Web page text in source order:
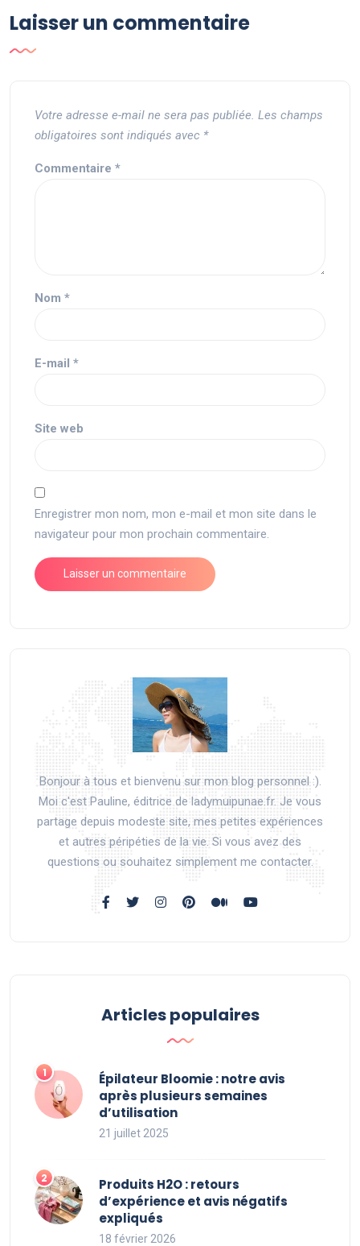
Laisser un commentaire
Votre adresse e-mail ne sera pas publiée. Les champs
obligatoires sont indiqués avec *
Commentaire *
Nom *
E-mail *
Site web
Enregistrer mon nom, mon e-mail et mon site dans le
navigateur pour mon prochain commentaire.
Bonjour à tous et bienvenu sur mon blog personnel :).
Moi c'est Pauline, éditrice de ladymuipunae.fr. Je vous
partage depuis modeste site, mes petites expériences
et autres péripéties de la vie. Si vous avez des
questions ou souhaitez simplement me contacter.
Articles populaires
Épilateur Bloomie : notre avis
après plusieurs semaines
d’utilisation
21 juillet 2025
Produits H2O : retours
d’expérience et avis négatifs
expliqués
18 février 2026